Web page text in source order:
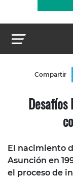
Compartir
Desafíos
El nacimiento
Asunción en
el proceso de